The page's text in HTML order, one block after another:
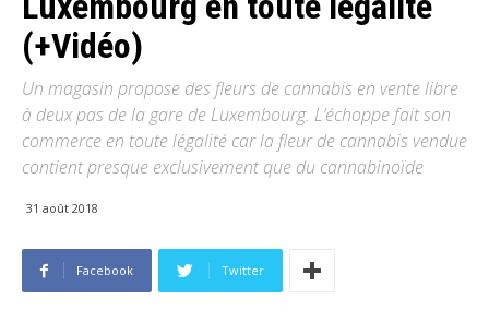
(+Vidéo)
Un magasin propose des fleurs de cannabis en vente libre
à deux pas de la gare de Luxembourg. L’échoppe fait son
commerce en toute légalité car la fleur de cannabis vendue
contient presque exclusivement que du cannabinoïde
31 août 2018
Facebook Twitter